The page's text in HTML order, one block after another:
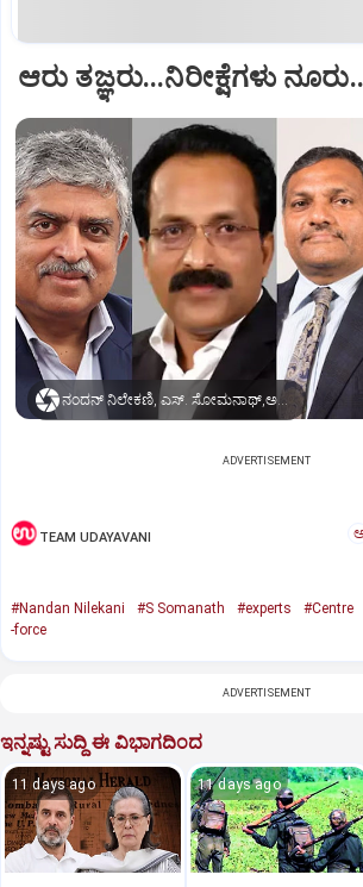
ಆರು ತಜ್ಞರು...ನಿರೀಕ್ಷೆಗಳು
ನಂದನ್ ನಿಲೇಕಣಿ, ಎಸ್. ಸೋಮನಾಥ್,ಅಮೃತ್ ಲಾಲ್ ಮೀನಾ,ಅನಿತಾ ಕರ್ವಾಲ್
ADVERTISEMENT
TEAM UDAYAVANI
#Nandan Nilekani #S Somanath #experts #Centre
-force
ADVERTISEMENT
ಇನ್ನಷ್ಟು ಸುದ್ದಿ ಈ ವಿಭಾಗದಿಂದ
11 days ago 11 days ago